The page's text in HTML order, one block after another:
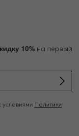
10% на первый
условиями Политики